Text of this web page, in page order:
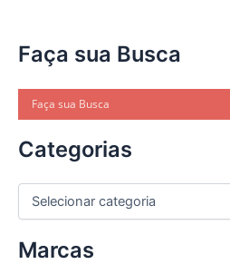
Faça sua Busca
Categorias
e
Marcas